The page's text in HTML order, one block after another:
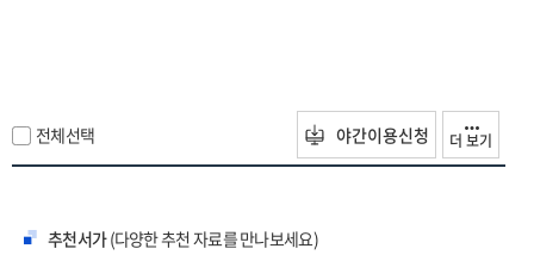
전체선택 야간이용신청 더 보기
추천서가(다양한 추천 자료를 만나보세요)